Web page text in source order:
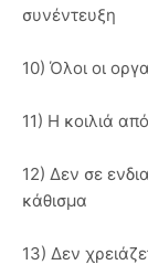
συνέντευξη
10) Όλοι οι
11) Η κοιλιά
12) Δεν σε
κάθισμα
13) Δεν